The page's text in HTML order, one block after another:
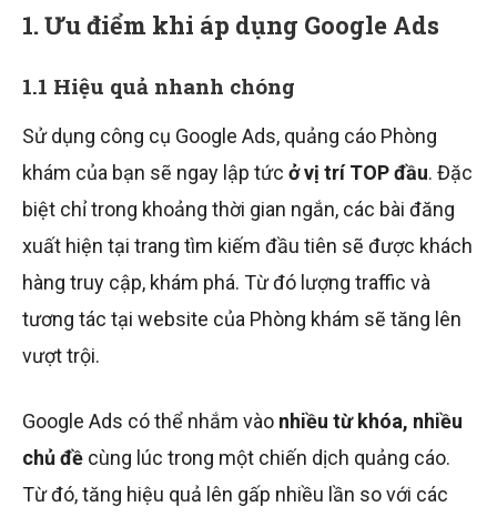
1. Ưu điểm khi áp dụng Google Ads
1.1 Hiệu quả nhanh chóng
Sử dụng công cụ Google Ads, quảng cáo Phòng
khám của bạn sẽ ngay lập tức ở vị trí TOP đầu. Đặc
biệt chỉ trong khoảng thời gian ngắn, các bài đăng
xuất hiện tại trang tìm kiếm đầu tiên sẽ được khách
hàng truy cập, khám phá. Từ đó lượng traffic và
tương tác tại website của Phòng khám sẽ tăng lên
vượt trội.
Google Ads có thể nhắm vào nhiều từ khóa, nhiều
chủ đề cùng lúc trong một chiến dịch quảng cáo.
Từ đó, tăng hiệu quả lên gấp nhiều lần so với các